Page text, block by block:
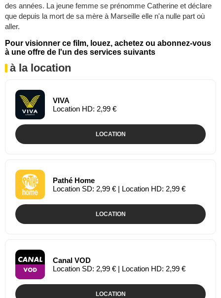
des années. La jeune femme se prénomme Catherine et déclare
que depuis la mort de sa mère à Marseille elle n'a nulle part où
aller.
Pour visionner ce film, louez, achetez ou abonnez-vous
à une offre de l'un des services suivants
à la location
VIVA
Location HD: 2,99 €
LOCATION
Pathé Home
Location SD: 2,99 € | Location HD: 2,99 €
LOCATION
Canal VOD
Location SD: 2,99 € | Location HD: 2,99 €
LOCATION